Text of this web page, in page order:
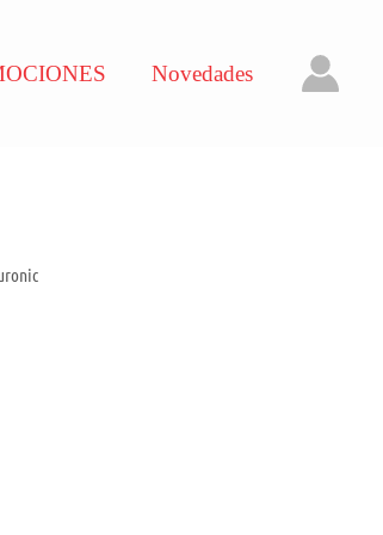
Novedades